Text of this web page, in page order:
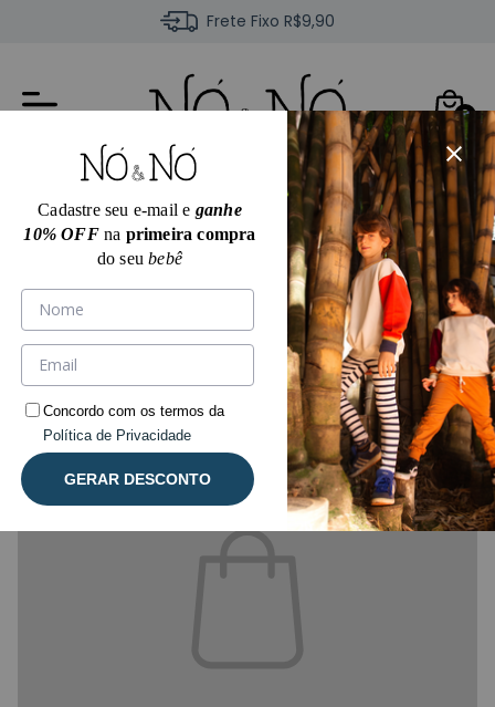
Frete Fixo R$9,90
0
Cadastre seu e-mail e ganhe
10% OFFna primeira compra
do seubebê
Concordo com os termos da
Política de Privacidade
GERAR DESCONTO